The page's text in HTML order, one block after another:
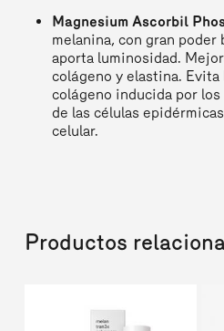
Magnesium Ascorbil
melanina, con gran poder
aporta luminosidad.
colágeno y elastina. Evita
colágeno inducida por
de las células
celular.
Productos